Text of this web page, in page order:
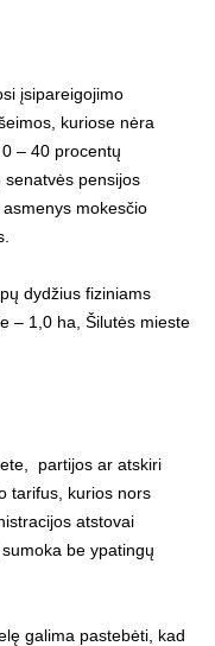
įsipareigojimo
kuriose nėra
– 40 procentų
pensijos
mokesčio
dydžius fiziniams
– 1,0 ha, Šilutės mieste
partijos ar atskiri
tarifus, kurios nors
atstovai
be ypatingų
galima pastebėti, kad